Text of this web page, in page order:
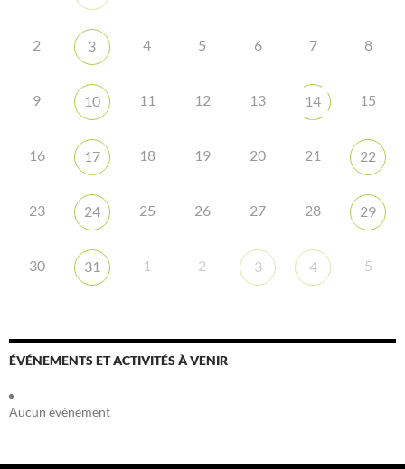
2 3 4 5 6 7 8
9 10 11 12 13 14 15
16 17 18 19 20 21 22
23 24 25 26 27 28 29
30 31 1 2 3 4 5
ÉVÉNEMENTS ET ACTIVITÉS À VENIR
Aucun évènement